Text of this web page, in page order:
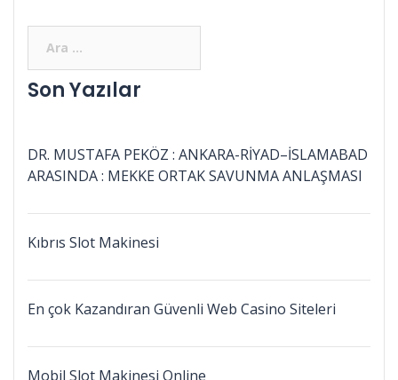
Son Yazılar
DR. MUSTAFA PEKÖZ : ANKARA-RİYAD–İSLAMABAD
ARASINDA : MEKKE ORTAK SAVUNMA ANLAŞMASI
Kıbrıs Slot Makinesi
En çok Kazandıran Güvenli Web Casino Siteleri
Mobil Slot Makinesi Online